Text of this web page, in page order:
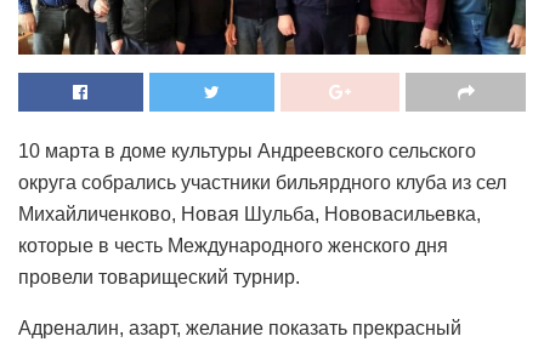
10 марта в доме культуры Андреевского сельского
округа собрались участники бильярдного клуба из сел
Михайличенково, Новая Шульба, Нововасильевка,
которые в честь Международного женского дня
провели товарищеский турнир.
Адреналин, азарт, желание показать прекрасный